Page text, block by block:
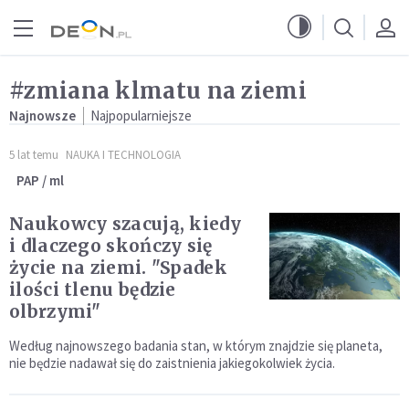
#zmiana klmatu na ziemi
Najnowsze Najpopularniejsze
5 lat temu NAUKA I TECHNOLOGIA
PAP / ml
Naukowcy szacują, kiedy
i dlaczego skończy się
życie na ziemi. "Spadek
ilości tlenu będzie
olbrzymi"
Według najnowszego badania stan, w którym znajdzie się planeta,
nie będzie nadawał się do zaistnienia jakiegokolwiek życia.